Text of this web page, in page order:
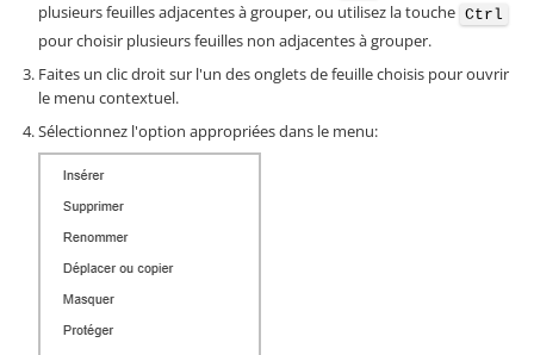
plusieurs feuilles adjacentes à grouper, ou utilisez la touche Ctrl
pour choisir plusieurs feuilles non adjacentes à grouper.
Faites un clic droit sur l'un des onglets de feuille choisis pour ouvrir
le menu contextuel.
Sélectionnez l'option appropriées dans le menu: